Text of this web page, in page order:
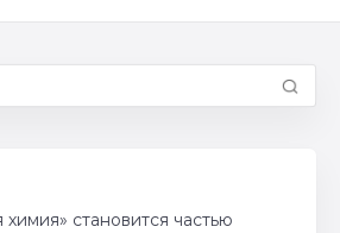
становится частью